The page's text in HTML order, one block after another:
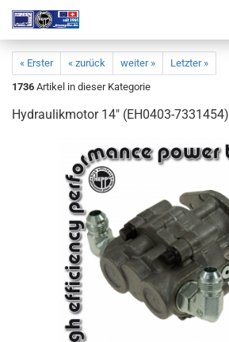
« Erster « zurück weiter »
Letzter »
1736 Artikel in dieser Kategorie
Hydraulikmotor 14" (EH0403-7331454)